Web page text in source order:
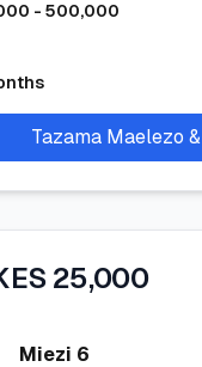
-500,000
Tazama Maelezo
25,000
Miezi 6